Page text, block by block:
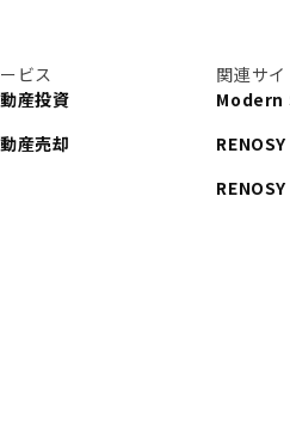
ビス
産投資
産売却
関連サイ